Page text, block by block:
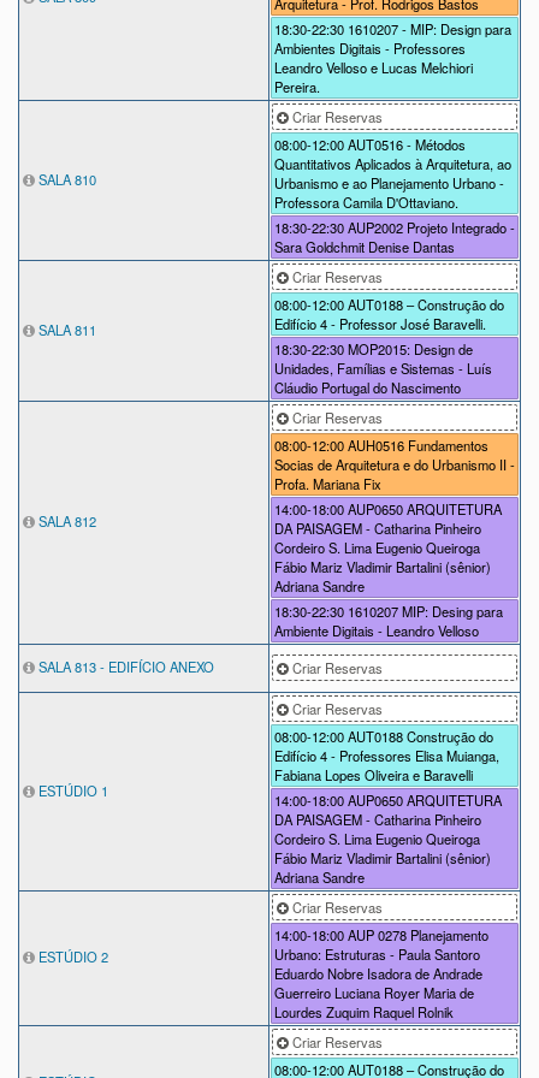
18:30-22:30 1610207 - MIP: Design para
Ambientes Digitais - Professores
Leandro Velloso e Lucas Melchiori
Pereira.
SALA 810
Criar Reservas
08:00-12:00AUT0516 - Métodos
Quantitativos Aplicados à Arquitetura, ao
Urbanismo e ao Planejamento Urbano -
Professora Camila D'Ottaviano.
18:30-22:30AUP2002 Projeto Integrado -
Sara Goldchmit Denise Dantas
SALA 811
Criar Reservas
08:00-12:00AUT0188 – Construção do
Edifício 4 - Professor José Baravelli.
18:30-22:30MOP2015: Design de
Unidades, Famílias e Sistemas - Luís
Cláudio Portugal do Nascimento
SALA 812
Criar Reservas
08:00-12:00AUH0516 Fundamentos
Socias de Arquitetura e do Urbanismo II -
Profa. Mariana Fix
14:00-18:00AUP0650 ARQUITETURA
DA PAISAGEM - Catharina Pinheiro
Cordeiro S. Lima Eugenio Queiroga
Fábio Mariz Vladimir Bartalini (sênior)
Adriana Sandre
18:30-22:30 1610207 MIP: Desing para
Ambiente Digitais - Leandro Velloso
SALA 813 - EDIFÍCIO ANEXO
Criar Reservas
ESTÚDIO 1
Criar Reservas
08:00-12:00AUT0188 Construção do
Edifício 4 - Professores Elisa Muianga,
Fabiana Lopes Oliveira e Baravelli
14:00-18:00AUP0650 ARQUITETURA
DA PAISAGEM - Catharina Pinheiro
Cordeiro S. Lima Eugenio Queiroga
Fábio Mariz Vladimir Bartalini (sênior)
Adriana Sandre
ESTÚDIO 2
Criar Reservas
14:00-18:00AUP 0278 Planejamento
Urbano: Estruturas - Paula Santoro
Eduardo Nobre Isadora de Andrade
Guerreiro Luciana Royer Maria de
Lourdes Zuquim Raquel Rolnik
Criar Reservas
08:00-12:00AUT0188 – Construção do